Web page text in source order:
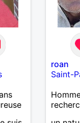
roan
Saint-